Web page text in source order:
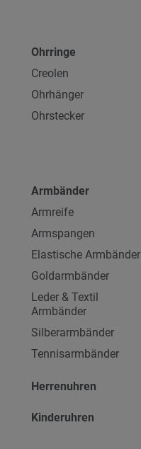
Ohrringe
Creolen
Ohrhänger
Ohrstecker
Armbänder
Armreife
Armspangen
Elastische Armbänder
Goldarmbänder
Leder & Textil
Armbänder
Silberarmbänder
Tennisarmbänder
Herrenuhren
Kinderuhren